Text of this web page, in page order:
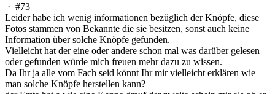
· #73
Leider habe ich wenig informationen bezüglich der Knöpfe, diese
Fotos stammen von Bekannte die sie besitzen, sonst auch keine
Information über solche Knöpfe gefunden.
Vielleicht hat der eine oder andere schon mal was darüber gelesen
oder gefunden würde mich freuen mehr dazu zu wissen.
Da Ihr ja alle vom Fach seid könnt Ihr mir vielleicht erklären wie
man solche Knöpfe herstellen kann?